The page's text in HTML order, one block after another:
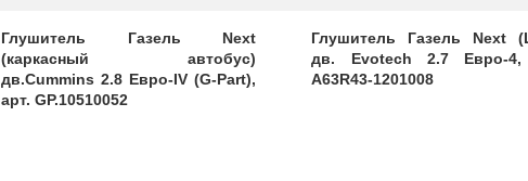
Глушитель Газель Next
(каркасный автобус)
дв.Cummins 2.8 Евро-IV (G-Part),
арт. GP.10510052
Глушитель Газель Next
дв. Evotech 2.7 Евро-4,
А63R43-1201008